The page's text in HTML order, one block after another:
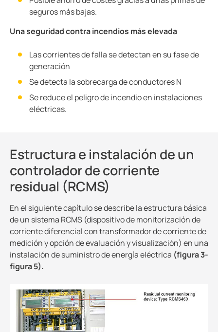
seguros más bajas.
Una seguridad contra incendios más elevada
Las corrientes de falla se detectan en su fase de
generación
Se detecta la sobrecarga de conductores N
Se reduce el peligro de incendio en instalaciones
eléctricas.
Estructura e instalación de un
controlador de corriente
residual (RCMS)
En el siguiente capítulo se describe la estructura básica
de un sistema RCMS (dispositivo de monitorización de
corriente diferencial con transformador de corriente de
medición y opción de evaluación y visualización) en una
instalación de suministro de energía eléctrica (figura 3-
figura 5).